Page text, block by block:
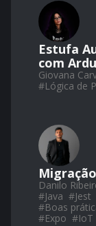
Estufa
com
Giovana
#Lógica de
Danilo
#Java #Jest
#Boas
#Expo #IoT